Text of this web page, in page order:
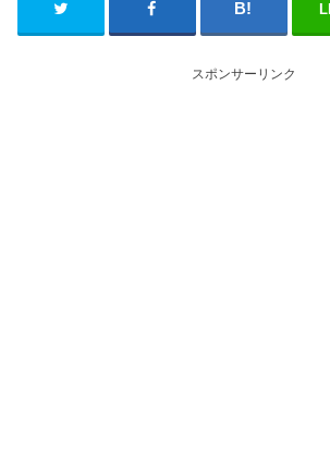
スポンサーリンク